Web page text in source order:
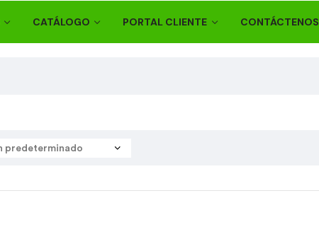
CATÁLOGO PORTAL CLIENTE CONTÁCTENOS